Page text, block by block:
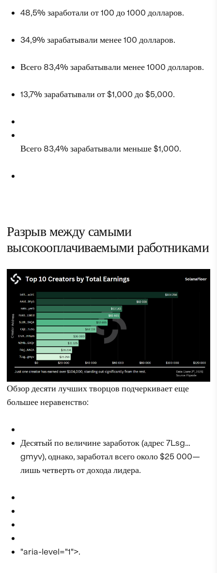
48,5% заработали от 100 до 1000 долларов.
34,9% зарабатывали менее 100 долларов.
Всего 83,4% зарабатывали менее 1000 долларов.
13,7% зарабатывали от $1,000 до $5,000.
Всего 83,4% зарабатывали меньше $1,000.
Разрыв между самыми
высокооплачиваемыми работниками
Обзор десяти лучших творцов подчеркивает еще
большее неравенство:
Десятый по величине заработок (адрес 7Lsg…
gmyv), однако, заработал всего около $25 000—
лишь четверть от дохода лидера.
"aria-level="1">.